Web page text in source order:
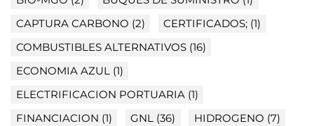
CAPTURA CARBONO (2) CERTIFICADOS; (1)
COMBUSTIBLES ALTERNATIVOS(16)
ECONOMIA AZUL(1)
ELECTRIFICACION PORTUARIA(1)
FINANCIACION (1) GNL (36) HIDROGENO (7)